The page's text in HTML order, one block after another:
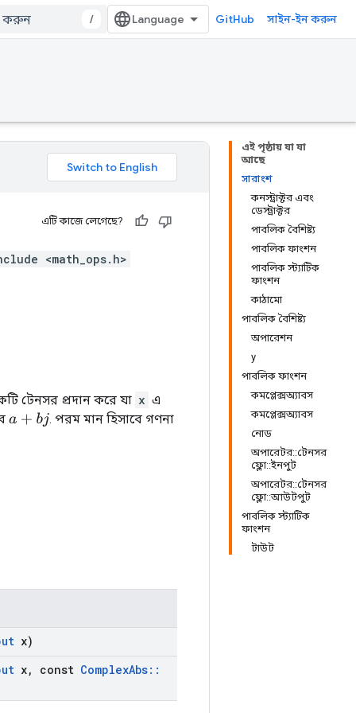
/ GitHub সাইন-ইন করুন
এই পৃষ্ঠায় যা যা
আছে
সারাংশ
কনস্ট্রাক্টর এবং
ডেস্ট্রাক্টর
পাবলিক বৈশিষ্ট্য
পাবলিক ফাংশন
পাবলিক স্ট্যাটিক
ফাংশন
কাঠামো
পাবলিক বৈশিষ্ট্য
অপারেশন
y
পাবলিক ফাংশন
কমপ্লেক্সঅ্যাবস
কমপ্লেক্সঅ্যাবস
নোড
অপারেটর::টেনসর
ফ্লো::ইনপুট
অপারেটর::টেনসর
ফ্লো::আউটপুট
পাবলিক স্ট্যাটিক
ফাংশন
টাউট
এটি কাজে লেগেছে?
<math_ops.h>
টেনসর প্রদান করে যা x এ
a+bj
. পরম মান হিসাবে গণনা
x)
x, const ComplexAbs::